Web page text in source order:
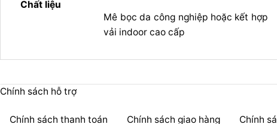
Chất liệu
Mê bọc da công nghiệp hoặc kết hợp
vải indoor cao cấp
Chính sách hỗ trợ
Chính sách thanh toán Chính sách giao hàng Chính